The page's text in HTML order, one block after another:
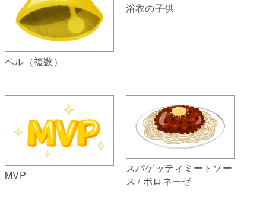
ベル（複数）
浴衣の子供
MVP
スパゲッティミートソー
ス / ボロネーゼ